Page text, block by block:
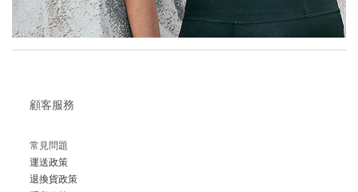
顧客服務
常見問題
運送政策
退換貨政策